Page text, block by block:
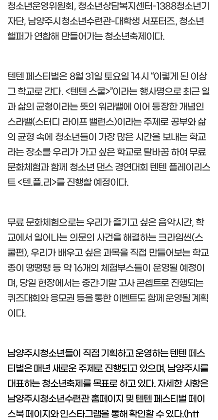
청소년운영위원회 , 청소년상담복지센터-1388청소년기
자단, 남양주시청소년수련관-대학생 서포터즈, 청소년
핼퍼가 연합해 만들어가는 청소년축제이다.
텐텐 페스티벌은 8월 31일 토요일14시 “이렇게 된 이상
그 학교로 간다. <텐텐 스쿨>”이라는 행사명으로 최근 일
과 삶의 균형이라는 뜻의 워라밸에 이어 등장한 개념인
스라밸(스터디 라이프 밸런스)이라는 주제로 공부와 삶
의 균형 속에 청소년들이 가장 많은 시간을 보내는 학교
라는 장소를 우리가 가고 싶은 학교로 탈바꿈 하여 무료
문화체험과 함께 청소년 댄스 경연대회 텐텐 플레이리스
트 <텐.플.리 >를 진행할 예정이다.
무료 문화체험으로는 우리가 즐기고 싶은 음악시간, 학
교에서 일어나는 의문의 사건을 해결하는 크라임씬(스
쿨편), 우리가 배우고 싶은 과목을 직접 만들어보는 학교
종이 땡땡땡 등 약16개의 체험부스들이 운영될 예정이
며, 당일 현장에서는 중간‧기말 고사 콘셉트로 진행되는
퀴즈대회와 응모권 등을 통한 이벤트도 함께 운영될 계획
이다.
남양주시청소년들이 직접 기획하고 운영하는 텐텐 페스
티벌은 매년 새로운 주제로 진행되고 있으며, 남양주시를
대표하는 청소년축제를 목표로 하고 있다.자세한 사항은
남양주시청소년수련관 홈페이지 및 텐텐 페스티벌 페이
스북 페이지와 인스타그램을 통해 확인할 수 있다.(htt